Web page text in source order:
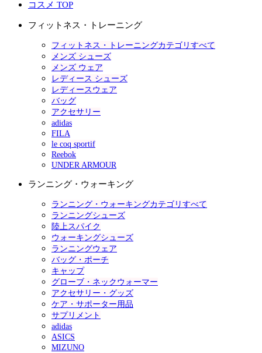
コスメ TOP
フィットネス・トレーニング
フィットネス・トレーニングカテゴリすべて
メンズ シューズ
メンズ ウェア
レディース シューズ
レディースウェア
バッグ
アクセサリー
adidas
FILA
le coq sportif
Reebok
UNDER ARMOUR
ランニング・ウォーキング
ランニング・ウォーキングカテゴリすべて
ランニングシューズ
陸上スパイク
ウォーキングシューズ
ランニングウェア
バッグ・ポーチ
キャップ
グローブ・ネックウォーマー
アクセサリー・グッズ
ケア・サポーター用品
サプリメント
adidas
ASICS
MIZUNO